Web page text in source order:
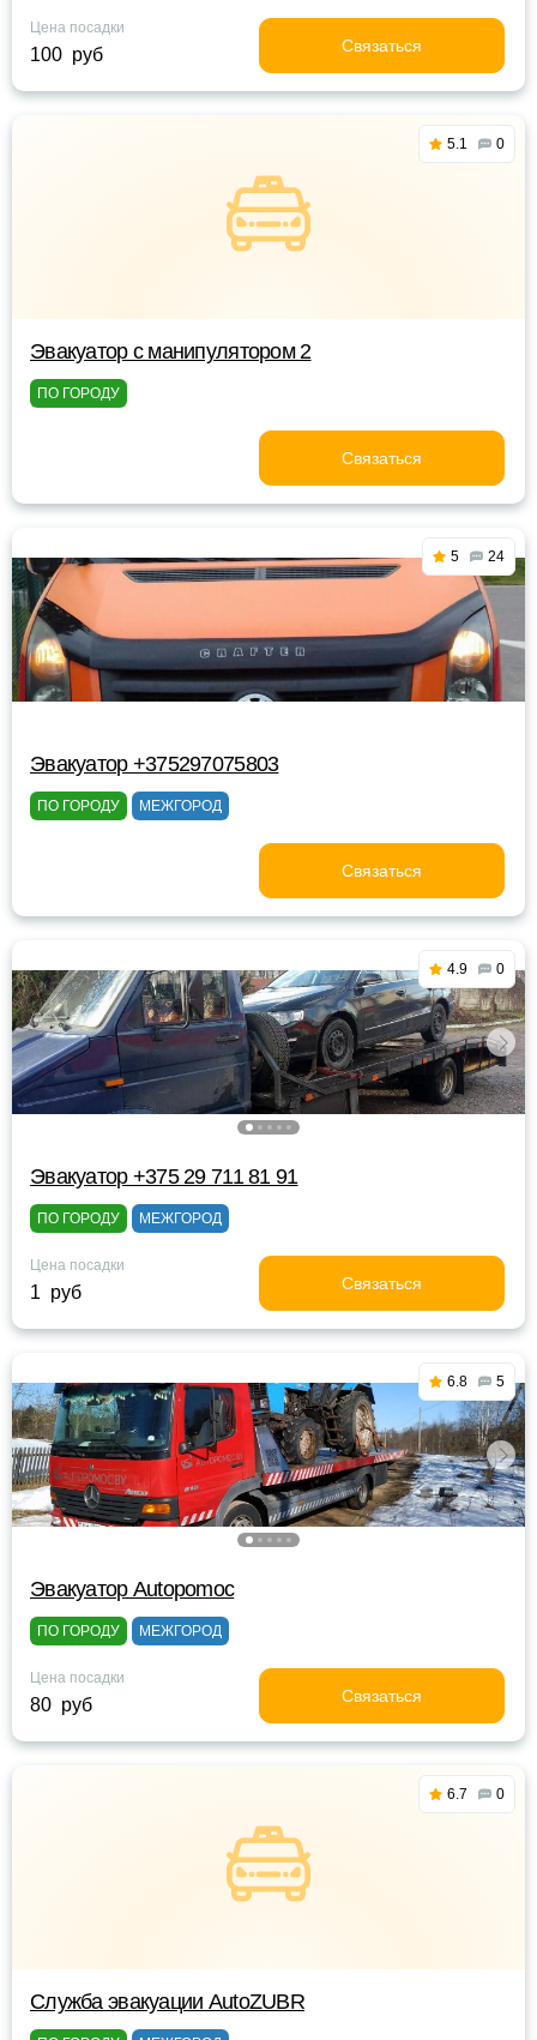
Цена посадки
100 руб Связаться
5.1 0
Эвакуатор с манипулятором 2
ПО ГОРОДУ
Связаться
5 24
Эвакуатор +375297075803
ПО ГОРОДУ МЕЖГОРОД
Связаться
4.9 0
Эвакуатор +375 29 711 81 91
ПО ГОРОДУ МЕЖГОРОД
Цена посадки
1 руб Связаться
6.8 5
Эвакуатор Autopomoc
ПО ГОРОДУ МЕЖГОРОД
Цена посадки
80 руб Связаться
6.7 0
Служба эвакуации AutoZUBR